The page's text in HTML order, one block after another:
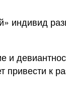
индивид
привести к